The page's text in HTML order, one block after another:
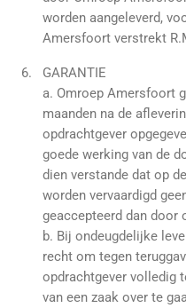
worden aangeleverd,
Amersfoort verstrekt
GARANTIE
a. Omroep Amersfoort
maanden na de
opdrachtgever
goede werking van de
dien verstande dat op
worden vervaardigd
geaccepteerd dan door
b. Bij ondeugdelijke
recht om tegen
opdrachtgever volledig
van een zaak over te